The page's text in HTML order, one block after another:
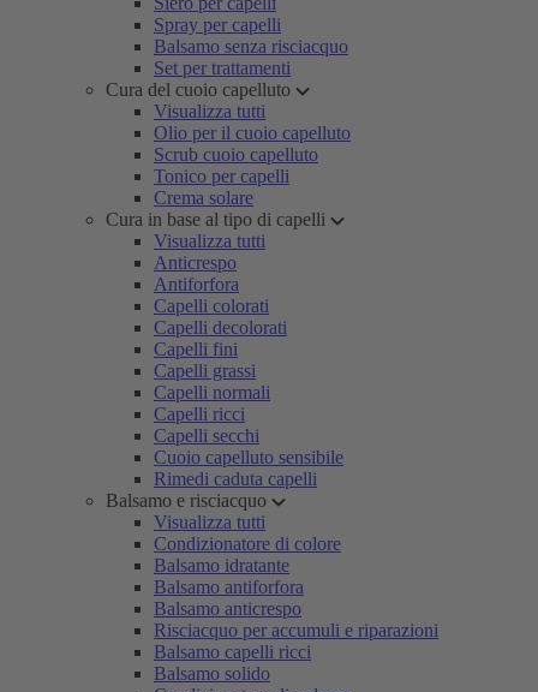
Spray per capelli
Balsamo senza risciacquo
Set per trattamenti
Cura del cuoio capelluto
Visualizza tutti
Olio per il cuoio capelluto
Scrub cuoio capelluto
Tonico per capelli
Crema solare
Cura in base al tipo di capelli
Visualizza tutti
Anticrespo
Antiforfora
Capelli colorati
Capelli decolorati
Capelli fini
Capelli grassi
Capelli normali
Capelli ricci
Capelli secchi
Cuoio capelluto sensibile
Rimedi caduta capelli
Balsamo e risciacquo
Visualizza tutti
Condizionatore di colore
Balsamo idratante
Balsamo antiforfora
Balsamo anticrespo
Risciacquo per accumuli e riparazioni
Balsamo capelli ricci
Balsamo solido